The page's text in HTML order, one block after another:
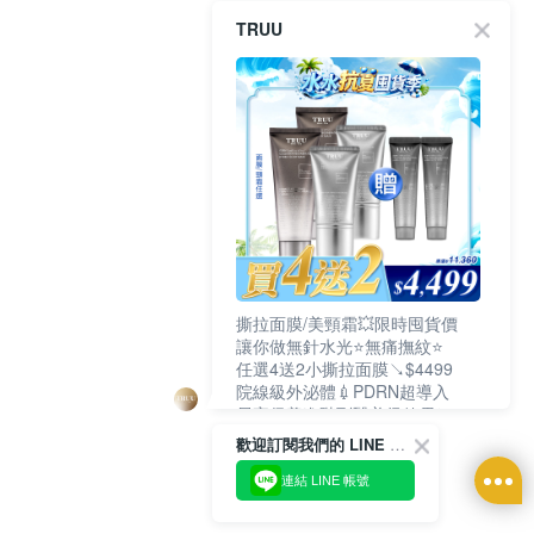
TRUU
撕拉面膜/美頸霜💥限時囤貨價
讓你做無針水光⭐無痛撫紋⭐
任選4送2小撕拉面膜↘$4499
院線級外泌體💉PDRN超導入
居家保養進階到醫美級效果❗
歡迎訂閱我們的 LINE 官方帳號
連結 LINE 帳號